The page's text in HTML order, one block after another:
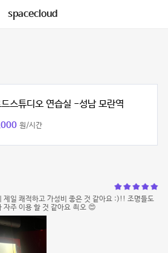
spacecloud
스튜디오 연습실 -성남 모란역
원/시간
제일 쾌적하고 가성비 좋은 것 같아요 :)!! 조명들도
자주 이용 할 것 같아요 쵝오 😍